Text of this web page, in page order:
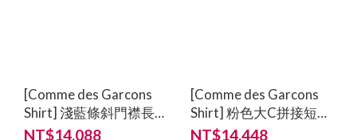
[Comme des Garcons
Shirt] 淺藍條斜門襟長
袖襯衫
NT$14,088
[Comme des Garcons
Shirt] 粉色大C拼接短袖
襯衫
NT$14,448